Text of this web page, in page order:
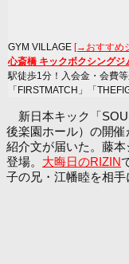
GYM VILLAGE [→おすすめ
心斎橋 キックボクシングジ
駅徒歩1分！入会金・会費
「FIRSTMATCH」「
新日本キック「
後楽園ホール）の開
紹介文が届いた。藤
登場。 大晦日のRIZIN
子の兄・江幡睦を相手